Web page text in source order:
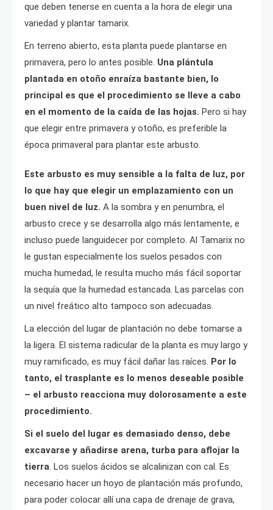
que deben tenerse en cuenta a la hora de elegir una
variedad y plantar tamarix.
En terreno abierto, esta planta puede plantarse en
primavera, pero lo antes posible. Una plántula
plantada en otoño enraíza bastante bien, lo
principal es que el procedimiento se lleve a cabo
en el momento de la caída de las hojas. Pero si hay
que elegir entre primavera y otoño, es preferible la
época primaveral para plantar este arbusto.
Este arbusto es muy sensible a la falta de luz, por
lo que hay que elegir un emplazamiento con un
buen nivel de luz. A la sombra y en penumbra, el
arbusto crece y se desarrolla algo más lentamente, e
incluso puede languidecer por completo. Al Tamarix no
le gustan especialmente los suelos pesados con
mucha humedad, le resulta mucho más fácil soportar
la sequía que la humedad estancada. Las parcelas con
un nivel freático alto tampoco son adecuadas.
La elección del lugar de plantación no debe tomarse a
la ligera. El sistema radicular de la planta es muy largo y
muy ramificado, es muy fácil dañar las raíces. Por lo
tanto, el trasplante es lo menos deseable posible
– el arbusto reacciona muy dolorosamente a este
procedimiento.
Si el suelo del lugar es demasiado denso, debe
excavarse y añadirse arena, turba para aflojar la
tierra. Los suelos ácidos se alcalinizan con cal. Es
necesario hacer un hoyo de plantación más profundo,
para poder colocar allí una capa de drenaje de grava,